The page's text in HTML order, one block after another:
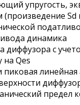
упругость,
Sd
динамика
диффузора с
на Qes
предел